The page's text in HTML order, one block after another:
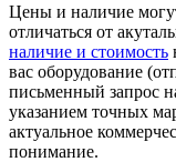
Цены и наличие
отличаться от
наличие и стоимость
вас оборудование
письменный запрос
указанием точных
актуальное
понимание.